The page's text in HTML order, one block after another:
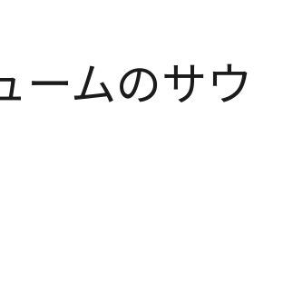
ームのサウ